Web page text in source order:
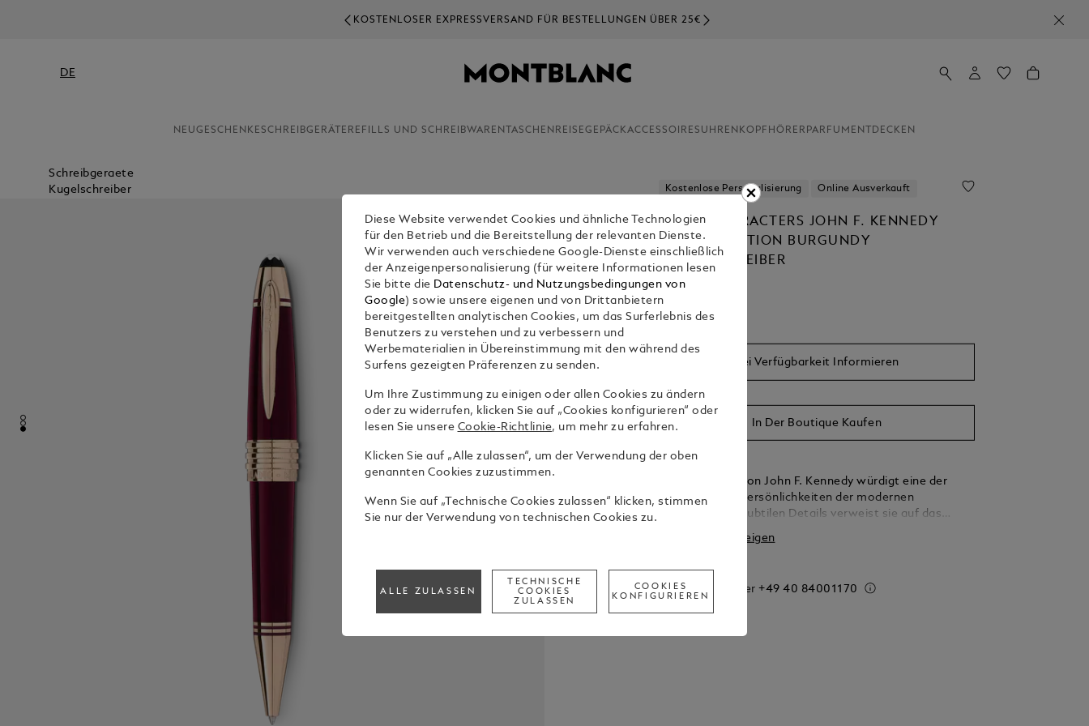
KOSTENLOSER EXPRESSVERSAND FÜR BESTELLUNGEN ÜBER 25€
DE
NEUGESCHENKESCHREIBGERÄTE REFILLS UND SCHREIBWAREN TASCHEN REISEGEPÄCKACCESSOIRES UHREN KOPFHÖRER PARFUM ENTDECKEN
Schreibgeraete
Kugelschreiber
Kostenlose Personalisierung Online Ausverkauft
GREAT CHARACTERS JOHN F. KENNEDY
SPECIAL EDITION BURGUNDY
KUGELSCHREIBER
€ 1,080.00
Bei Verfügbarkeit Informieren
In Der Boutique Kaufen
Die Special Edition John F. Kennedy würdigt eine der
bekanntesten Persönlichkeiten der modernen
Geschichte. In subtilen Details verweist sie auf das
burgunderrote Edelharz erinnert an Kennedys
als Gravur den charakteristisch vergoldeten Clip. und die
drei charakteristisch vergoldeten Kappenringe stehen
Alle Details anzeigen
Call to order+49 40 84001170
Diese Website verwendet Cookies und ähnliche Technologien
für den Betrieb und die Bereitstellung der relevanten Dienste.
Wir verwenden auch verschiedene Google-Dienste einschließlich
der Anzeigenpersonalisierung (für weitere Informationen lesen
Sie bitte die
Datenschutz- und Nutzungsbedingungen von
Google) sowie unsere eigenen und von Drittanbietern
bereitgestellten analytischen Cookies, um das Surferlebnis des
Benutzers zu verstehen und zu verbessern und
Werbematerialien in Übereinstimmung mit den während des
Surfens gezeigten Präferenzen zu senden.
Um Ihre Zustimmung zu einigen oder allen Cookies zu ändern
oder zu widerrufen, klicken Sie auf „Cookies konfigurieren“ oder
lesen Sie unsere Cookie-Richtlinie, um mehr zu erfahren.
Klicken Sie auf „Alle zulassen“, um der Verwendung der oben
genannten Cookies zuzustimmen.
Wenn Sie auf „Technische Cookies zulassen“ klicken, stimmen
Sie nur der Verwendung von technischen Cookies zu.
ALLE ZULASSEN
TECHNISCHE
COOKIES
ZULASSEN
COOKIES
KONFIGURIEREN